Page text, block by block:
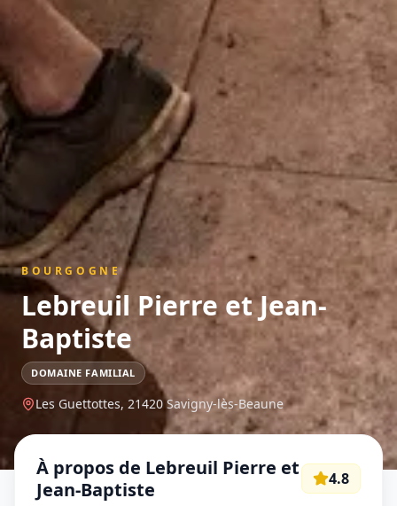
BOURGOGNE
Lebreuil Pierre et Jean-
Baptiste
DOMAINE FAMILIAL
Les Guettottes, 21420 Savigny-lès-Beaune
À propos de Lebreuil Pierre et
Jean-Baptiste
4.8